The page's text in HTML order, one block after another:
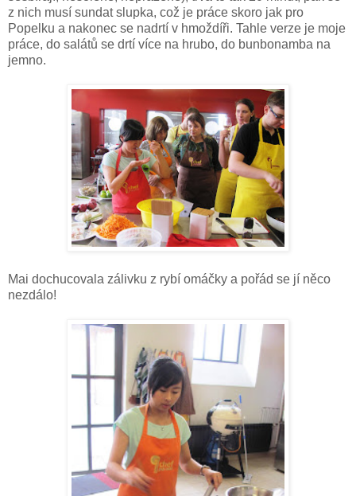
z nich musí sundat slupka, což je práce skoro jak pro
Popelku a nakonec se nadrtí v hmoždíři. Tahle verze je moje
práce, do salátů se drtí více na hrubo, do bunbonamba na
jemno.
Mai dochucovala zálivku z rybí omáčky a pořád se jí něco
nezdálo!